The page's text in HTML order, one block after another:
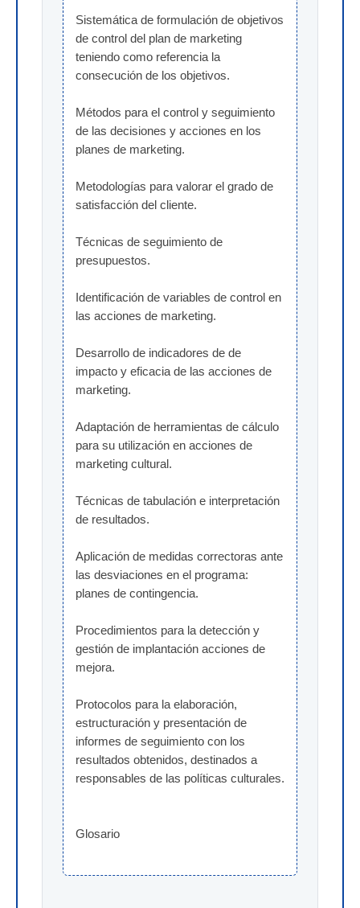
Sistemática de formulación de objetivos
de control del plan de marketing
teniendo como referencia la
consecución de los objetivos.
Métodos para el control y seguimiento
de las decisiones y acciones en los
planes de marketing.
Metodologías para valorar el grado de
satisfacción del cliente.
Técnicas de seguimiento de
presupuestos.
Identificación de variables de control en
las acciones de marketing.
Desarrollo de indicadores de de
impacto y eficacia de las acciones de
marketing.
Adaptación de herramientas de cálculo
para su utilización en acciones de
marketing cultural.
Técnicas de tabulación e interpretación
de resultados.
Aplicación de medidas correctoras ante
las desviaciones en el programa:
planes de contingencia.
Procedimientos para la detección y
gestión de implantación acciones de
mejora.
Protocolos para la elaboración,
estructuración y presentación de
informes de seguimiento con los
resultados obtenidos, destinados a
responsables de las políticas culturales.
Glosario